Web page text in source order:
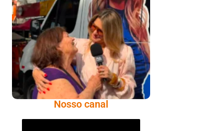
Moradores Do Rio Em
Escuta Promovida
Por Antônia
Fontenelle
Nosso canal